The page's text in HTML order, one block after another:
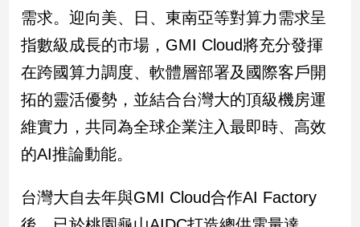
點
娛
樂
娛
樂
聞
需求。迎向美、日、東南亞等對算力需求呈
指數級成長的市場，GMI Cloud將充分發揮
在跨國算力調度、軟體層部署及國際客戶開
拓的靈活優勢，並結合台灣大的頂級機房運
維實力，共同為全球企業注入最即時、高效
的AI推論動能。
台灣大自去年與GMI Cloud合作AI Factory